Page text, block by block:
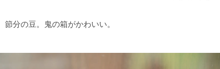
節分の豆。鬼の箱がかわいい。